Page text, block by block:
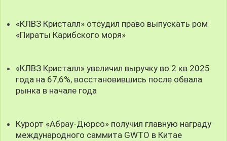
«КЛВЗ Кристалл» отсудил право выпускать ром
«Пираты Карибского моря»
«КЛВЗ Кристалл» увеличил выручку во 2 кв 2025
года на 67,6%, восстановившись после обвала
рынка в начале года
Курорт «Абрау-Дюрсо» получил главную награду
международного саммита GWTO в Китае